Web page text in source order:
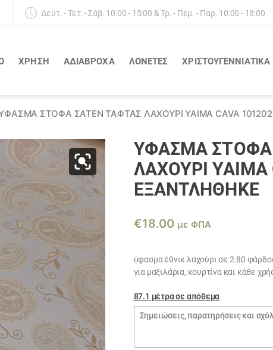
Δευτ. - Τετ. - Σάβ. 10:00 - 15:00 & Τρ. - Πεμ. - Παρ. 10:00 - 18:00
ΧΡΗΣΗ ΑΔΙΆΒΡΟΧΑ ΛΟΝΈΤΕΣ ΧΡΙΣΤΟΥΓΕΝΝΙΑΤΙΚΑ
ΣΤΌΦΑ ΣΑΤΈΝ ΤΑΦΤΆΣ ΛΑΧΟΥΡΙ YAIMA CAVA
ΎΦΑΣΜΑ
ΛΑΧΟΥΡΙ YAIMA
ΕΞΑΝΤΛΗΘΗΚΕ
€18.00 με ΦΠΑ
ύφασμα έθνικ λαχούρι σε 2.80
για μαξιλάρια, κουρτίνα και κάθε
87.1 μέτρα σε απόθεμα
Σημειώσεις